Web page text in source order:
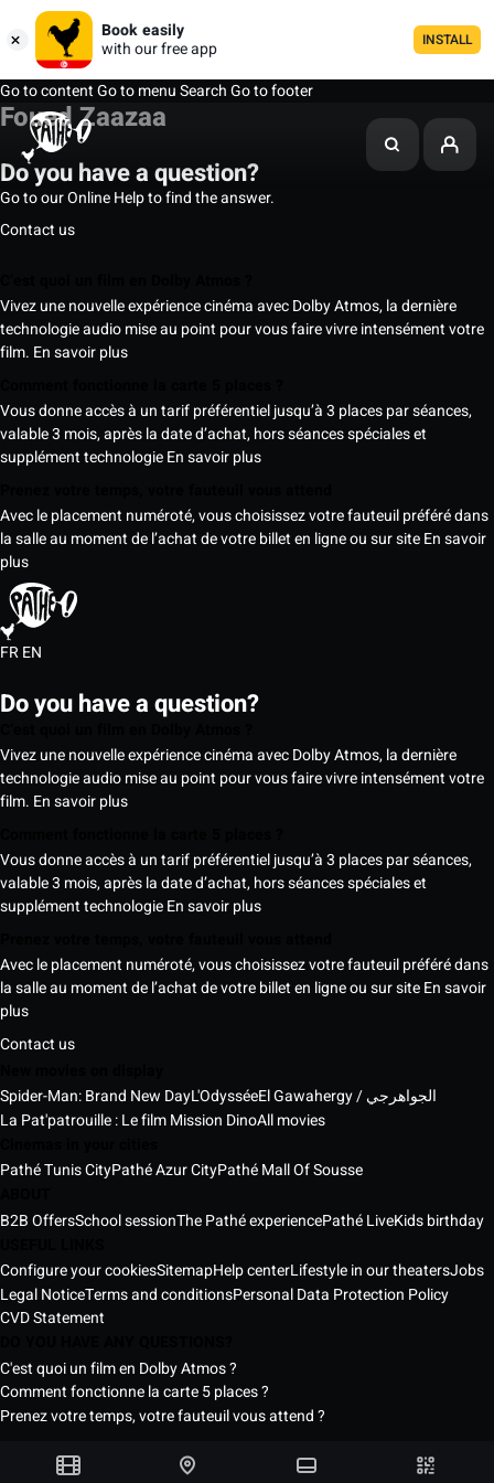
Book easily
with our free app
INSTALL
Go to contentGo to menuSearchGo to footer
Foued Zaazaa
Do you have a question?
Go to our Online Help to find the answer.
Contact us
Vivez une nouvelle expérience cinéma avec Dolby Atmos, la dernière
technologie audio mise au point pour vous faire vivre intensément votre
film. En savoir plus
Vous donne accès à un tarif préférentiel jusqu’à 3 places par séances,
valable 3 mois, après la date d’achat, hors séances spéciales et
supplément technologieEn savoir plus
Avec le placement numéroté, vous choisissez votre fauteuil préféré dans
la salle au moment de l’achat de votre billet en ligne ou sur siteEn savoir
plus
FREN
Do you have a question?
Vivez une nouvelle expérience cinéma avec Dolby Atmos, la dernière
technologie audio mise au point pour vous faire vivre intensément votre
film. En savoir plus
Vous donne accès à un tarif préférentiel jusqu’à 3 places par séances,
valable 3 mois, après la date d’achat, hors séances spéciales et
supplément technologieEn savoir plus
Avec le placement numéroté, vous choisissez votre fauteuil préféré dans
la salle au moment de l’achat de votre billet en ligne ou sur siteEn savoir
plus
Contact us
Spider-Man: Brand New DayL'Odyssée
El Gawahergy / الجواهرجي
La Pat'patrouille : Le film Mission DinoAll movies
Pathé Tunis CityPathé Azur CityPathé Mall Of Sousse
B2B OffersSchool sessionThe Pathé experiencePathé LiveKids birthday
Configure your cookiesSitemapHelp centerLifestyle in our theatersJobs
Legal NoticeTerms and conditionsPersonal Data Protection Policy
CVD Statement
C'est quoi un film en Dolby Atmos ?
Comment fonctionne la carte 5 places ?
Prenez votre temps, votre fauteuil vous attend ?
Pathé Tunisia Cinemas © 2026